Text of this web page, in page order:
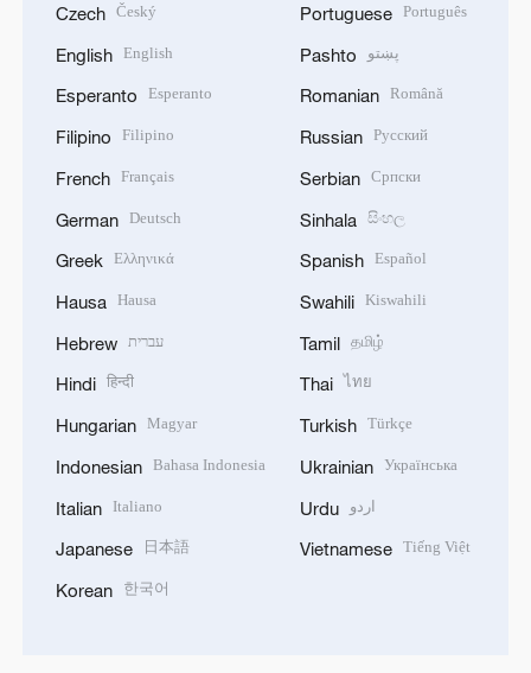
Czech Český
English English
Esperanto Esperanto
Filipino Filipino
French Français
German Deutsch
Greek Ελληνικά
Hausa Hausa
Hebrew עברית
Hindi हिन्दी
Hungarian Magyar
Indonesian Bahasa Indonesia
Italian Italiano
Japanese 日本語
Korean 한국어
Portuguese Português
Pashto پښتو
Romanian Română
Russian Русский
Serbian Српски
Sinhala සිංහල
Spanish Español
Swahili Kiswahili
Tamil தமிழ்
Thai ไทย
Turkish Türkçe
Ukrainian Українська
Urdu اردو
Vietnamese Tiếng Việt